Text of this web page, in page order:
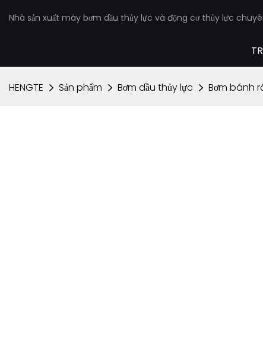
Nhà sản xuất máy bơm dầu thủy lực và động cơ thủy lực
HENGTE Sản phẩm Bơm dầu thủy lực Bơm bánh